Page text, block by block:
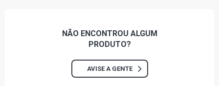
NÃO ENCONTROU ALGUM
PRODUTO?
AVISE A GENTE